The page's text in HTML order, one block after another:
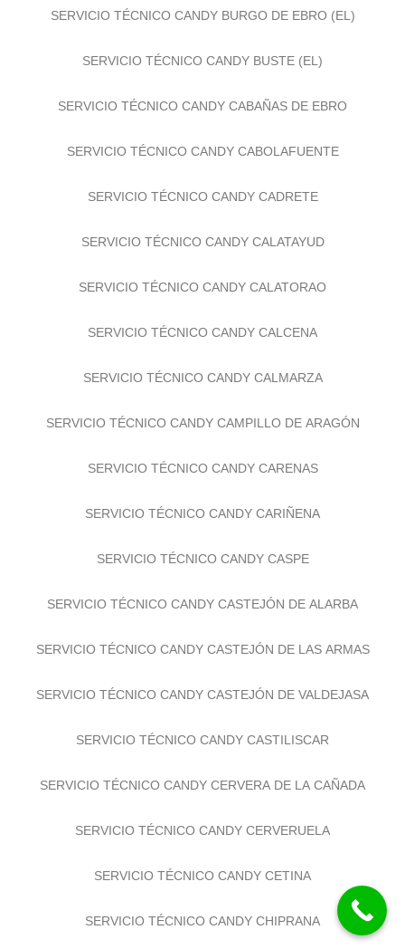
SERVICIO TÉCNICO CANDY BURGO DE EBRO (EL)
SERVICIO TÉCNICO CANDY BUSTE (EL)
SERVICIO TÉCNICO CANDY CABAÑAS DE EBRO
SERVICIO TÉCNICO CANDY CABOLAFUENTE
SERVICIO TÉCNICO CANDY CADRETE
SERVICIO TÉCNICO CANDY CALATAYUD
SERVICIO TÉCNICO CANDY CALATORAO
SERVICIO TÉCNICO CANDY CALCENA
SERVICIO TÉCNICO CANDY CALMARZA
SERVICIO TÉCNICO CANDY CAMPILLO DE ARAGÓN
SERVICIO TÉCNICO CANDY CARENAS
SERVICIO TÉCNICO CANDY CARIÑENA
SERVICIO TÉCNICO CANDY CASPE
SERVICIO TÉCNICO CANDY CASTEJÓN DE ALARBA
SERVICIO TÉCNICO CANDY CASTEJÓN DE LAS ARMAS
SERVICIO TÉCNICO CANDY CASTEJÓN DE VALDEJASA
SERVICIO TÉCNICO CANDY CASTILISCAR
SERVICIO TÉCNICO CANDY CERVERA DE LA CAÑADA
SERVICIO TÉCNICO CANDY CERVERUELA
SERVICIO TÉCNICO CANDY CETINA
SERVICIO TÉCNICO CANDY CHIPRANA